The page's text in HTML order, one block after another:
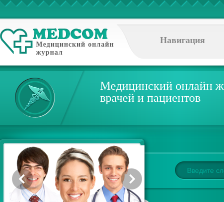
Медицинский онлайн
журнал
Навигация
Медицинский онлайн
врачей и пациентов